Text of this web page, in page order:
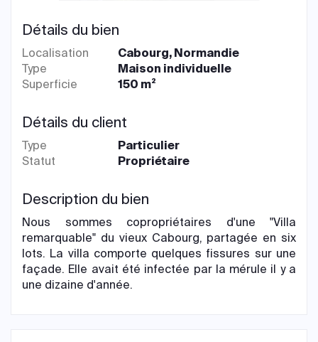
Détails du bien
Localisation
Cabourg, Normandie
Type
Maison individuelle
Superficie
150 m²
Détails du client
Type
Particulier
Statut
Propriétaire
Description du bien
Nous sommes copropriétaires d'une "Villa
remarquable" du vieux Cabourg, partagée en six
lots. La villa comporte quelques fissures sur une
façade. Elle avait été infectée par la mérule il y a
une dizaine d'année.